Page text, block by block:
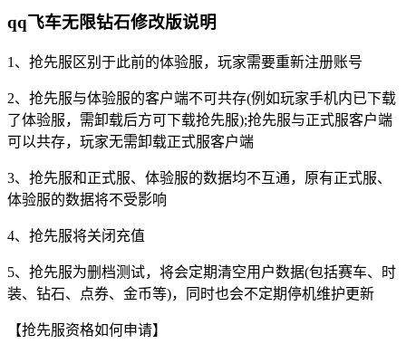
qq飞车无限钻石修改版说明
1、抢先服区别于此前的体验服，玩家需要重新注册账号
2、抢先服与体验服的客户端不可共存(例如玩家手机内已下载
了体验服，需卸载后方可下载抢先服);抢先服与正式服客户端
可以共存，玩家无需卸载正式服客户端
3、抢先服和正式服、体验服的数据均不互通，原有正式服、
体验服的数据将不受影响
4、抢先服将关闭充值
5、抢先服为删档测试，将会定期清空用户数据(包括赛车、时
装、钻石、点券、金币等)，同时也会不定期停机维护更新
【抢先服资格如何申请】